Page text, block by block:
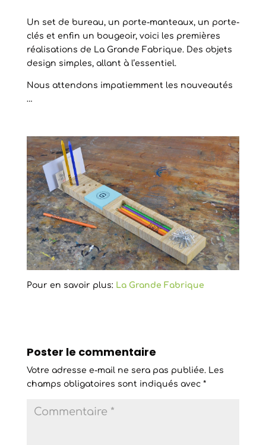
Un set de bureau, un porte-manteaux, un porte-
clés et enfin un bougeoir, voici les premières
réalisations de La Grande Fabrique. Des objets
design simples, allant à l’essentiel.
Nous attendons impatiemment les nouveautés
…
Pour en savoir plus: La Grande Fabrique
Poster le commentaire
Votre adresse e-mail ne sera pas publiée. Les
champs obligatoires sont indiqués avec *